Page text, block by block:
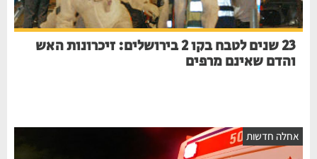
23 שנים לטבח בקו 2 בירושלים: זיכרונות האש
והדם שאינם מרפים
חדשות